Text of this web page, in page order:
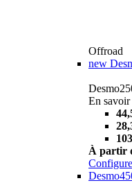
Offroad
new
En savoir
À partir